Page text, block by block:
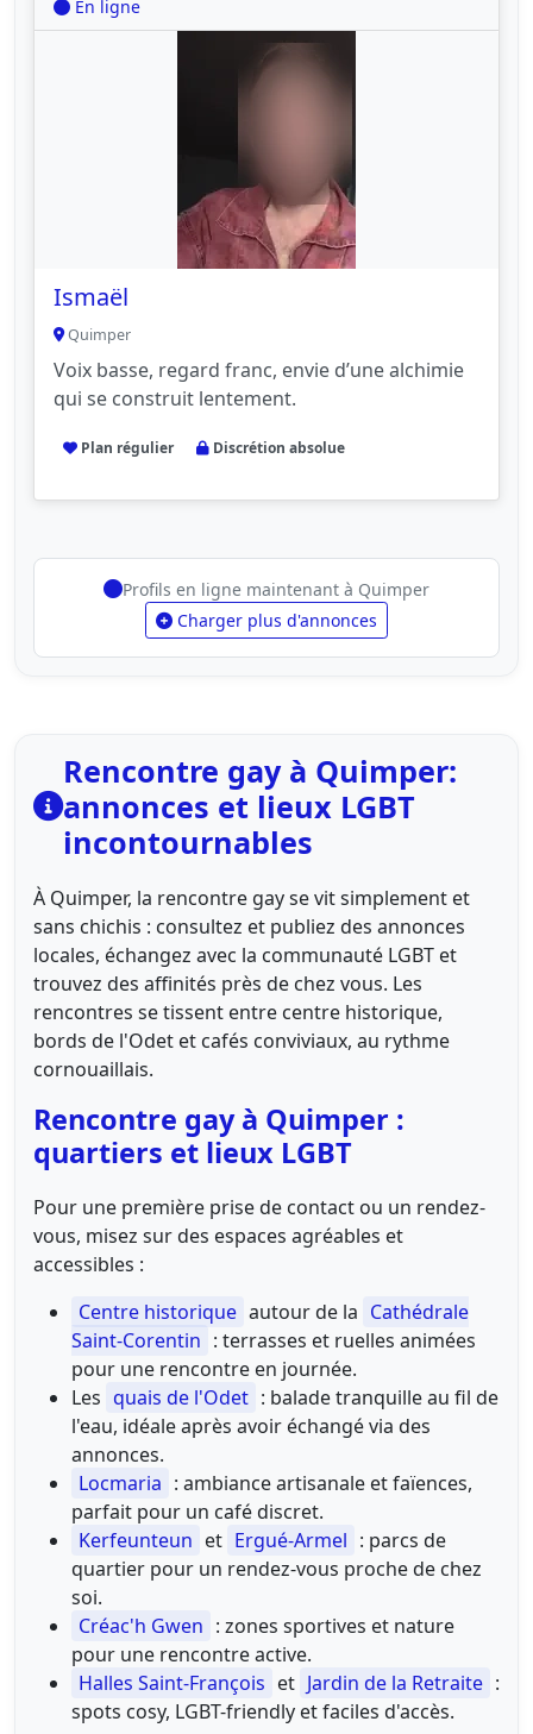
En ligne
Ismaël
Quimper
Voix basse, regard franc, envie d’une alchimie
qui se construit lentement.
Plan régulier Discrétion absolue
Profils en ligne maintenant à Quimper
Charger plus d'annonces
Rencontre gay à Quimper:
annonces et lieux LGBT
incontournables
À Quimper, la rencontre gay se vit simplement et
sans chichis : consultez et publiez des annonces
locales, échangez avec la communauté LGBT et
trouvez des affinités près de chez vous. Les
rencontres se tissent entre centre historique,
bords de l'Odet et cafés conviviaux, au rythme
cornouaillais.
Rencontre gay à Quimper :
quartiers et lieux LGBT
Pour une première prise de contact ou un rendez-
vous, misez sur des espaces agréables et
accessibles :
Centre historique autour de la Cathédrale
Saint-Corentin : terrasses et ruelles animées
pour une rencontre en journée.
Les quais de l'Odet : balade tranquille au fil de
l'eau, idéale après avoir échangé via des
annonces.
Locmaria : ambiance artisanale et faïences,
parfait pour un café discret.
Kerfeunteun et Ergué-Armel : parcs de
quartier pour un rendez-vous proche de chez
soi.
Créac'h Gwen : zones sportives et nature
pour une rencontre active.
Halles Saint-François et Jardin de la Retraite :
spots cosy, LGBT-friendly et faciles d'accès.